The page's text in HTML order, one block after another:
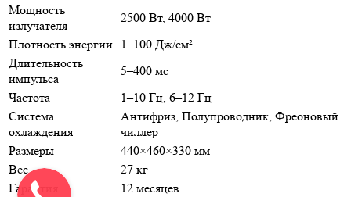
Мощность
излучателя
2500 Вт, 4000 Вт
Плотность энергии
1–100 Дж/см²
Длительность
импульса
5–400 мс
Частота
1–10 Гц, 6–12 Гц
Система
охлаждения
Антифриз, Полупроводник, Фреоновый
чиллер
Размеры
440×460×330 мм
Вес
27 кг
Гарантия
12 месяцев